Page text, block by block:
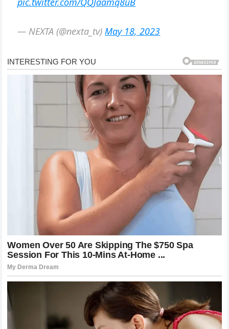
— NEXTA (@nexta_tv)May 18, 2023